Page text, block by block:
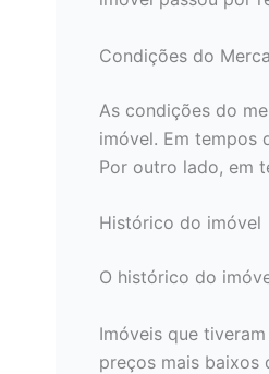
Condições do
As condições do
imóvel. Em tempos
Por outro lado, em
Histórico do imóvel
O histórico do
Imóveis que
preços mais baixos